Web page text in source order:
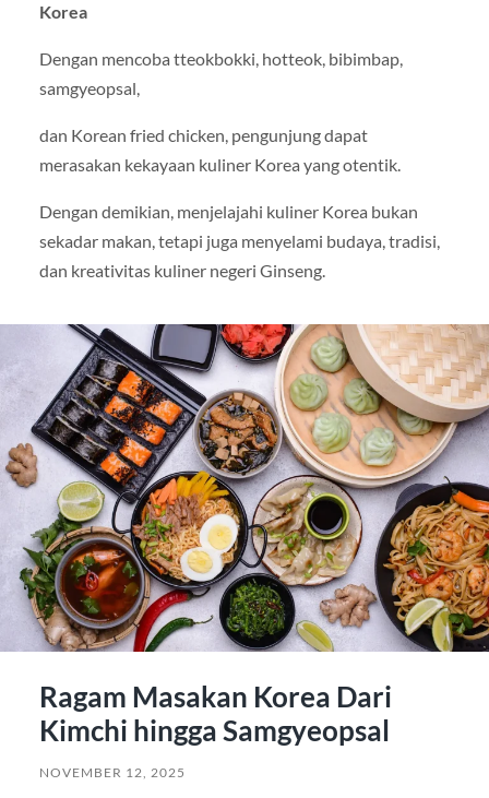
Korea
Dengan mencoba tteokbokki, hotteok, bibimbap,
samgyeopsal,
dan Korean fried chicken, pengunjung dapat
merasakan kekayaan kuliner Korea yang otentik.
Dengan demikian, menjelajahi kuliner Korea bukan
sekadar makan, tetapi juga menyelami budaya, tradisi,
dan kreativitas kuliner negeri Ginseng.
Ragam Masakan Korea Dari
Kimchi hingga Samgyeopsal
NOVEMBER 12, 2025